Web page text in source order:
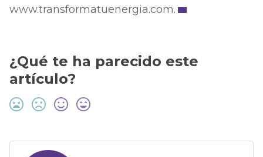
www.transformatuenergia.com.
¿Qué te ha parecido este
artículo?